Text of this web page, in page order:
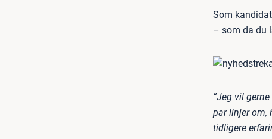
Som
– som da du
”Jeg vil
par linjer om,
tidligere